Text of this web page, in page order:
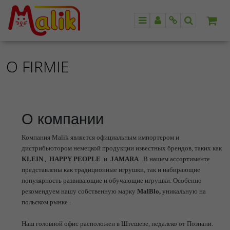
MenuPanelInfoSzukaj
O FIRMIE
О компании
Компания Malik является официальным импортером и
дистрибьютором немецкой продукции известных брендов, таких как
KLEIN , HAPPY PEOPLE и JAMARA . В нашем ассортименте
представлены как традиционные игрушки, так и набирающие
популярность развивающие и обучающие игрушки. Особенно
рекомендуем нашу собственную марку MalBlo, уникальную на
польском рынке .
Наш головной офис расположен в Штешеве, недалеко от Познани.